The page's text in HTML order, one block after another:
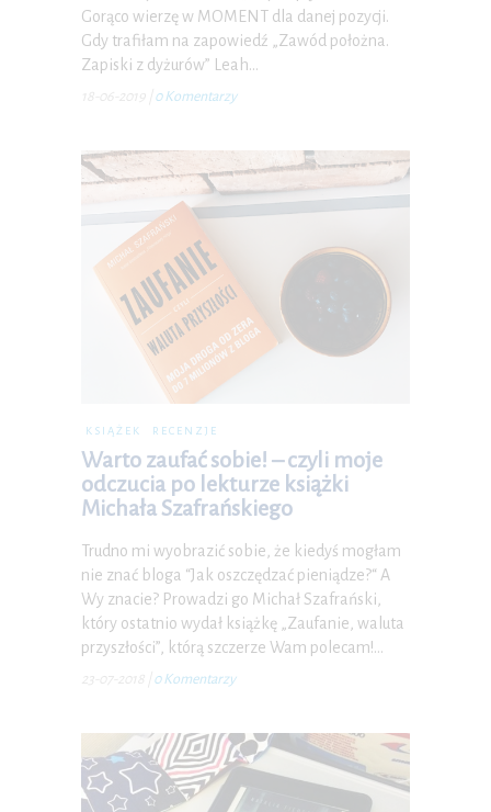
Gorąco wierzę w MOMENT dla danej pozycji.
Gdy trafiłam na zapowiedź „Zawód położna.
Zapiski z dyżurów” Leah…
18-06-2019 0 Komentarzy
KSIĄŻEK RECENZJE
Warto zaufać sobie! – czyli moje
odczucia po lekturze książki
Michała Szafrańskiego
Trudno mi wyobrazić sobie, że kiedyś mogłam
nie znać bloga “Jak oszczędzać pieniądze?“ A
Wy znacie? Prowadzi go Michał Szafrański,
który ostatnio wydał książkę „Zaufanie, waluta
przyszłości”, którą szczerze Wam polecam!…
23-07-2018 0 Komentarzy